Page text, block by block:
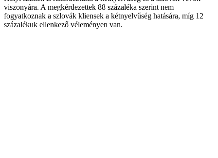
viszonyára. A megkérdezettek 88 százaléka szerint nem
fogyatkoznak a szlovák kliensek a kétnyelvűség hatására, míg 12
százalékuk ellenkező véleményen van.